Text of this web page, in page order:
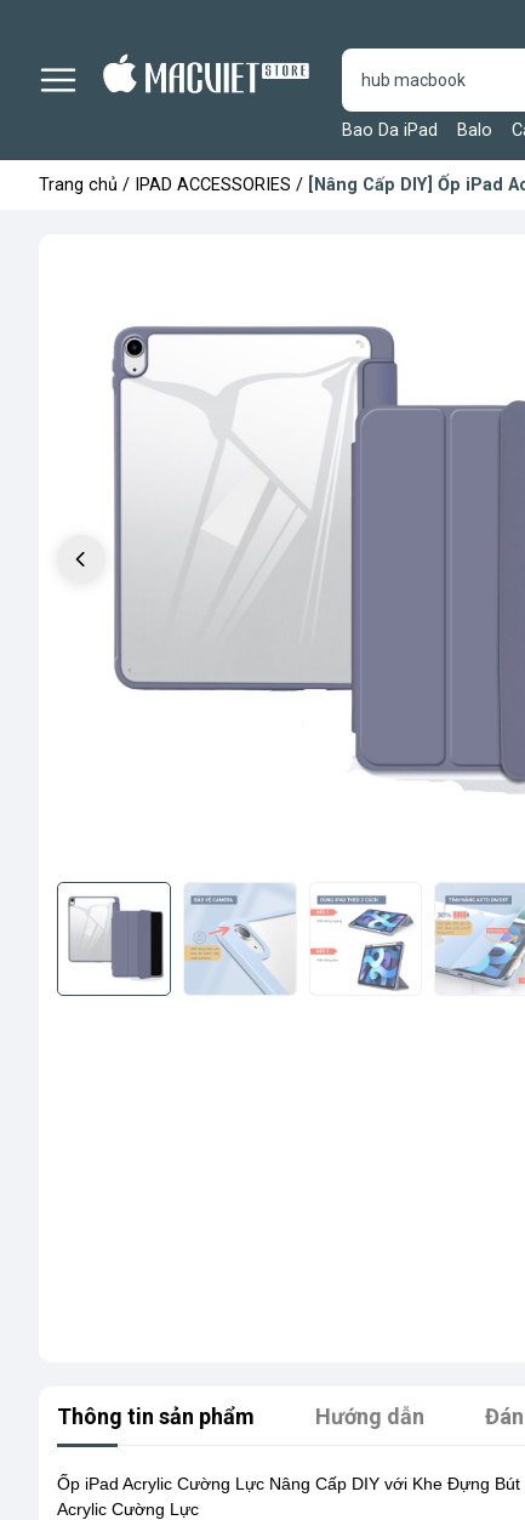
Bao Da iPad Balo
Trang chủ / IPAD ACCESSORIES / [Nâng Cấp DIY] Ốp iPad
Thông tin sản phẩm Hướng dẫn
Ốp iPad Acrylic Cường Lực Nâng Cấp DIY với Khe Đựng
Acrylic Cường Lực